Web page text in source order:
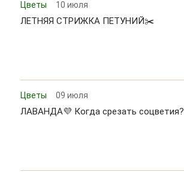
Цветы 10 июля
ЛЕТНЯЯ СТРИЖКА ПЕТУНИЙ✂️
Цветы 09 июля
ЛАВАНДА💜 Когда срезать соцветия?